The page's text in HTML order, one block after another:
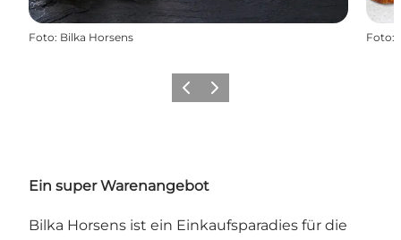
Foto: Bilka Horsens Foto:
ZurückWeiter
Ein super Warenangebot
Bilka Horsens ist ein Einkaufsparadies für die